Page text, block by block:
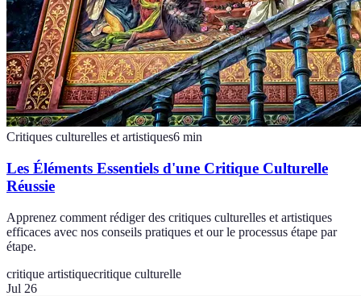
Critiques culturelles et artistiques6 min
Les Éléments Essentiels d'une Critique Culturelle
Réussie
Apprenez comment rédiger des critiques culturelles et artistiques
efficaces avec nos conseils pratiques et our le processus étape par
étape.
critique artistiquecritique culturelle
Jul 26